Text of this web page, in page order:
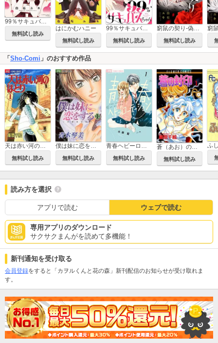
99％サキュバスちゃん
無料試し読み
はにかむハニー
無料試し読み
99％サキュバスちゃん【マイクロ】
無料試し読み
窮鼠の契り-偽りのΩ-【マイクロ】
無料試し読み
「 Sho-Comi 」のおすすめ作品
天は赤い河のほとり
無料試し読み 無料試し読み
青春ヘビーローテーション
無料試し読み
蒼（あお）の封印
無料試し読み
ふ
読み方を選択
アプリで読む ウェブで読む
専用アプリのダウンロード
サクサクまんがを読めて多機能！
新刊通知を受け取る
会員登録をすると「カヲルくんと花の森」新刊配信のお知らせが受け取れま
す。